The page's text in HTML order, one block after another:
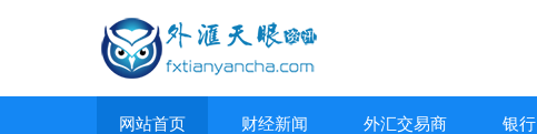
网站首页 财经新闻 外汇交易商 银行